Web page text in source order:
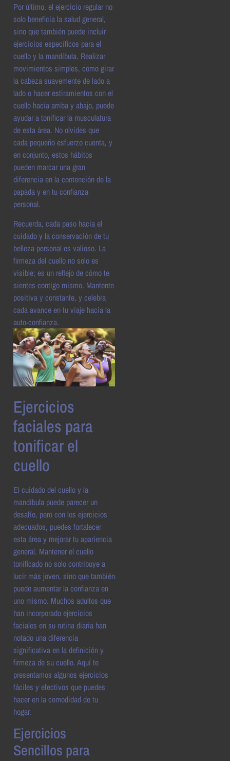
Por último, el ejercicio regular no
solo beneficia la salud general,
sino que también puede incluir
ejercicios específicos para el
cuello y la mandíbula. Realizar
movimientos simples, como girar
la cabeza suavemente de lado a
lado o hacer estiramientos con el
cuello hacia arriba y abajo, puede
ayudar a tonificar la musculatura
de esta área. No olvides que
cada pequeño esfuerzo cuenta, y
en conjunto, estos hábitos
pueden marcar una gran
diferencia en la contención de la
papada y en tu confianza
personal.
Recuerda, cada paso hacia el
cuidado y la conservación de tu
belleza personal es valioso. La
firmeza del cuello no solo es
visible; es un reflejo de cómo te
sientes contigo mismo. Mantente
positiva y constante, y celebra
cada avance en tu viaje hacia la
auto-confianza.
Ejercicios
faciales para
tonificar el
cuello
El cuidado del cuello y la
mandíbula puede parecer un
desafío, pero con los ejercicios
adecuados, puedes fortalecer
esta área y mejorar tu apariencia
general. Mantener el cuello
tonificado no solo contribuye a
lucir más joven, sino que también
puede aumentar la confianza en
uno mismo. Muchos adultos que
han incorporado ejercicios
faciales en su rutina diaria han
notado una diferencia
significativa en la definición y
firmeza de su cuello. Aquí te
presentamos algunos ejercicios
fáciles y efectivos que puedes
hacer en la comodidad de tu
hogar.
Ejercicios
Sencillos para